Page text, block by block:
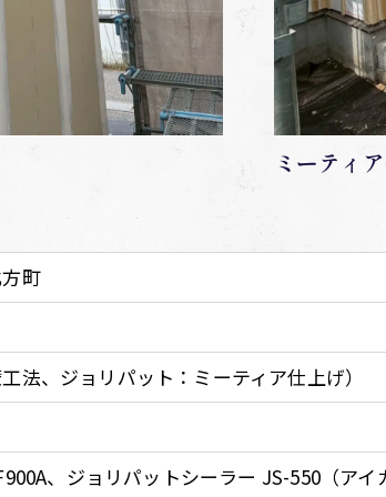
ミーティ
町
法、ジョリパット：ミーティア仕上げ）
、ジョリパットシーラー JS-550（ア